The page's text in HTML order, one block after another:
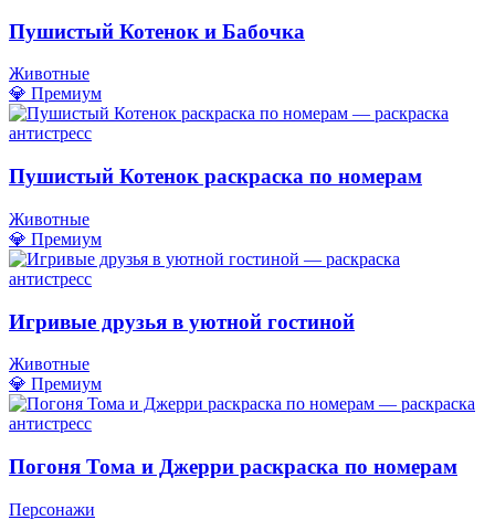
Пушистый Котенок и Бабочка
Животные
💎 Премиум
Пушистый Котенок раскраска по номерам
Животные
💎 Премиум
Игривые друзья в уютной гостиной
Животные
💎 Премиум
Погоня Тома и Джерри раскраска по номерам
Персонажи